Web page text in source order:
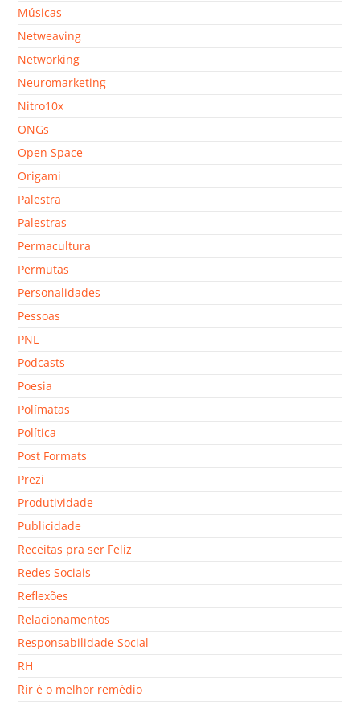
Músicas
Netweaving
Networking
Neuromarketing
Nitro10x
ONGs
Open Space
Origami
Palestra
Palestras
Permacultura
Permutas
Personalidades
Pessoas
PNL
Podcasts
Poesia
Polímatas
Política
Post Formats
Prezi
Produtividade
Publicidade
Receitas pra ser Feliz
Redes Sociais
Reflexões
Relacionamentos
Responsabilidade Social
RH
Rir é o melhor remédio